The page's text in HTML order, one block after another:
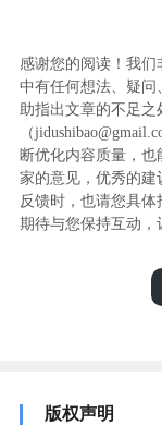
感谢您的阅读！我
中有任何想法、疑
助指出文章的不足
（
断优化内容质量，
家的意见，优秀的建
反馈时，也请您具体
期待与您保持互动，
版权声明